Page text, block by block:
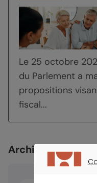
Le 25 octobre
du Parlement a
propositions
fiscal...
Archives